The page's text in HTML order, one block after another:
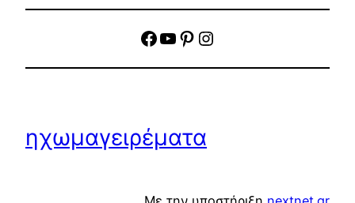
facebook
YouTube
Pinterest
Instagram
ηχωμαγειρέματα